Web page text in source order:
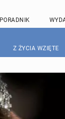
PORADNIK
Z ŻYCIA WZIĘTE